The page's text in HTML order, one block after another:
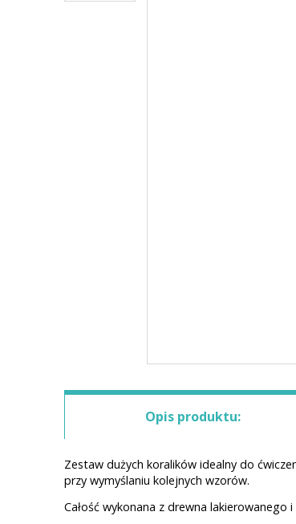
Opis produktu:
Zestaw dużych koralików idealny do
przy wymyślaniu kolejnych wzorów.
Całość wykonana z drewna